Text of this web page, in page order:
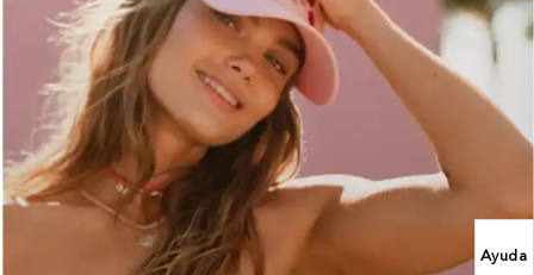
Ayuda